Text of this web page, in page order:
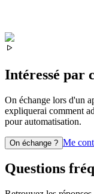
Intéressé par
On échange lors d'un
expliquerai comment
pourautomatisation.
On échange ? Me
Questions